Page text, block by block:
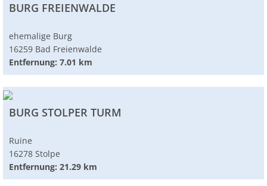
BURG FREIENWALDE
ehemalige Burg
16259 Bad Freienwalde
Entfernung: 7.01 km
BURG STOLPER TURM
Ruine
16278 Stolpe
Entfernung: 21.29 km